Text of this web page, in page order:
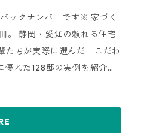
ックナンバーです※ 家づく
。 静岡・愛知の頼れる住宅
たちが実際に選んだ「こだわ
れた128邸の実例を紹介。
くりの第一歩をサポートし